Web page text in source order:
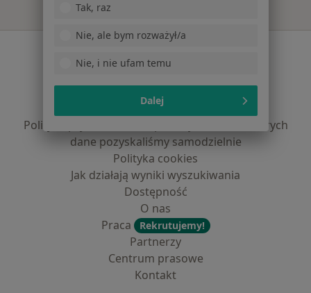
Polityka prywatności profesjonalistów
Polityka prywatności dla profesjonalistów, których
dane pozyskaliśmy samodzielnie
Polityka cookies
Jak działają wyniki wyszukiwania
Dostępność
O nas
Praca
Rekrutujemy!
Partnerzy
Centrum prasowe
Kontakt
Tak, raz
Nie, ale bym rozważył/a
Nie, i nie ufam temu
Dalej